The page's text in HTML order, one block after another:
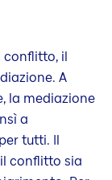
conflitto, il
A
la mediazione
a
tutti. Il
conflitto sia